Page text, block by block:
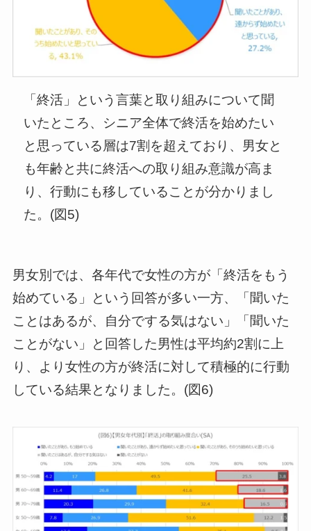
「終活」という言葉と取り組みについて聞
いたところ、シニア全体で終活を始めたい
と思っている層は7割を超えており、男女と
も年齢と共に終活への取り組み意識が高ま
り、行動にも移していることが分かりまし
た。(図5)
男女別では、各年代で女性の方が「終活をもう
始めている」という回答が多い一方、「聞いた
ことはあるが、自分でする気はない」「聞いた
ことがない」と回答した男性は平均約2割に上
り、より女性の方が終活に対して積極的に行動
している結果となりました。(図6)